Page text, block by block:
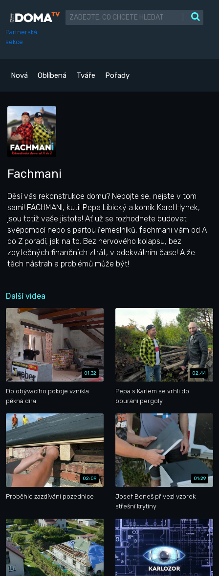
Partnerská
sekce
Nová Oblíbená Tváře Pořady
Fachmani
Děsí vás rekonstrukce domu? Nebojte se, nejste v tom
sami! FACHMANI, kutil Pepa Libický a komik Karel Hynek,
jsou totiž vaše jistota! Ať už se rozhodnete budovat
svépomocí nebo s partou řemeslníků, fachmani vám od A
do Z poradí, jak na to. Bez nervového kolapsu, bez
zbytečných finančních ztrát, v adekvátním čase! A že
těch nástrah a problémů může být!
Další videa
01:32
Do obývacího pokoje vznikla
pěkná díra
02:44
Pepa s Karlem se vrhli do
bourání pergoly
02:09
Proběhlo zazdívání pozednice
01:29
Josef Beneš přivezl vzorek
střešní krytiny